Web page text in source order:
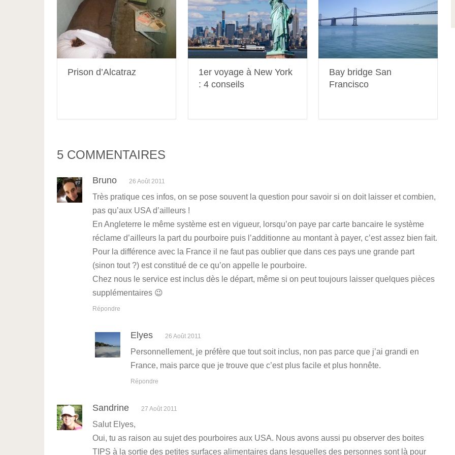
Prison d’Alcatraz
1er voyage à New York
: 4 conseils
Bay bridge San
Francisco
5 COMMENTAIRES
Bruno 26 Août 2011
Très pratique ces infos, on se pose souvent la question pour savoir si on doit laisser et combien,
pas qu’aux USA d’ailleurs !
En Angleterre le même système est en vigueur, lorsqu’on paye par carte bancaire le système
réclame d’ailleurs la part du pourboire puis l’additionne au montant à payer, c’est assez bien fait.
Pour la différence avec la France il ne faut pas oublier que dans ces pays une grande part
(sinon tout ?) est constitué de ce qu’on appelle le pourboire.
Chez nous le service est inclus dès le départ, même si on peut toujours laisser quelques pièces
supplémentaires 😉
Répondre
Elyes 26 Août 2011
Personnellement, je préfère que tout soit inclus, non pas parce que j’ai grandi en
France, mais parce que je trouve que c’est plus facile et plus honnête.
Répondre
Sandrine 27 Août 2011
Salut Elyes,
Oui, tu as raison au sujet des pourboires aux USA. Nous avons aussi pu observer des boites
TIPS à la sortie des petites surfaces alimentaires dans lesquelles des personnes sont là pour